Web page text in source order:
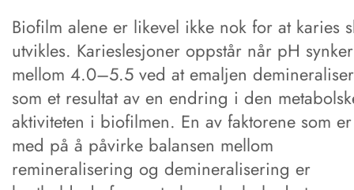
Biofilm alene er likevel ikke nok for at karies
utvikles. Karieslesjoner oppstår når pH synker
mellom 4.0–5.5 ved at emaljen
som et resultat av en endring i den
aktiviteten i biofilmen. En av faktorene som er
med på å påvirke balansen mellom
remineralisering og demineralisering er